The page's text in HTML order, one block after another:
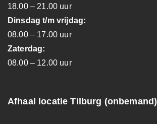
18.00 – 21.00 uur
Dinsdag t/m vrijdag:
08.00 – 17.00 uur
Zaterdag:
08.00 – 12.00 uur
Afhaal locatie Tilburg (onbemand)